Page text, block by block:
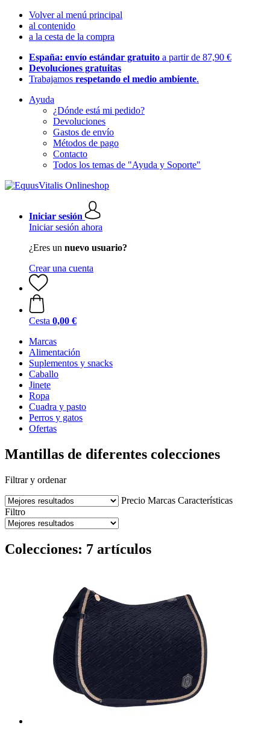
Volver al menú principal
al contenido
a la cesta de la compra
España: envío estándar gratuito a partir de 87,90 €
Devoluciones gratuitas
Trabajamos respetando el medio ambiente.
Ayuda
¿Dónde está mi pedido?
Devoluciones
Gastos de envío
Métodos de pago
Contacto
Todos los temas de "Ayuda y Soporte"
Iniciar sesión
Iniciar sesión ahora
¿Eres un nuevo usuario?
Crear una cuenta
Cesta 0,00 €
Marcas
Alimentación
Suplementos y snacks
Caballo
Jinete
Ropa
Cuadra y pasto
Perros y gatos
Ofertas
Mantillas de diferentes colecciones
Filtrar y ordenar
Precio Marcas Características
Filtro
Colecciones: 7 artículos